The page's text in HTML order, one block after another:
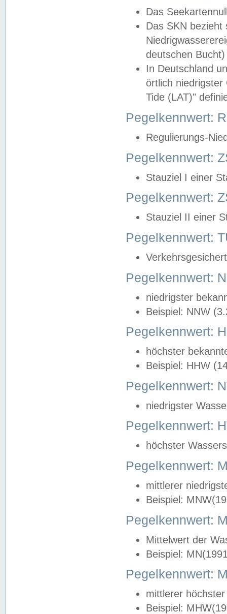
Das
Das SKN
deutschen
In Deutschland
örtlich
Tide (LAT)"
Pegelkennwert:
Regulierungs-
Pegelkennwert:
Stauziel I einer
Pegelkennwert:
Stauziel II einer
Pegelkennwert:
Pegelkennwert:
niedrigster
Beispiel: NNW
Pegelkennwert:
höchster
Beispiel: HHW
Pegelkennwert:
niedrigster
Pegelkennwert:
höchster
Pegelkennwert:
mittlerer
Beispiel:
Pegelkennwert:
Mittelwert der
Beispiel:
Pegelkennwert:
mittlerer
Beispiel: